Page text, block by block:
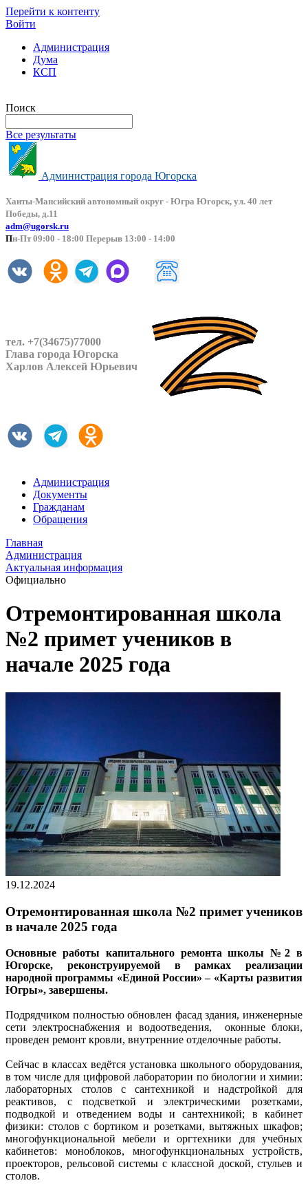
Перейти к контенту
Войти
Администрация
Дума
КСП
Поиск
Все результаты
Администрация города Югорска
Ханты-Мансийский автономный округ - Югра Югорск, ул. 40 лет
Победы, д.11
adm@ugorsk.ru
Пн-Пт 09:00 - 18:00 Перерыв 13:00 - 14:00
тел. +7(34675)77000
Глава города Югорска
Харлов Алексей Юрьевич
Администрация
Документы
Гражданам
Обращения
Главная
Администрация
Актуальная информация
Официально
Отремонтированная школа
№2 примет учеников в
начале 2025 года
19.12.2024
Отремонтированная школа №2 примет учеников
в начале 2025 года
Основные работы капитального ремонта школы №2 в
Югорске, реконструируемой в рамках реализации
народной программы «Единой России» – «Карты развития
Югры», завершены.
Подрядчиком полностью обновлен фасад здания, инженерные
сети электроснабжения и водоотведения, оконные блоки,
проведен ремонт кровли, внутренние отделочные работы.
Сейчас в классах ведётся установка школьного оборудования,
в том числе для цифровой лаборатории по биологии и химии:
лабораторных столов с сантехникой и надстройкой для
реактивов, с подсветкой и электрическими розетками,
подводкой и отведением воды и сантехникой; в кабинет
физики: столов с бортиком и розетками, вытяжных шкафов;
многофункциональной мебели и оргтехники для учебных
кабинетов: моноблоков, многофункциональных устройств,
проекторов, рельсовой системы с классной доской, стульев и
столов.